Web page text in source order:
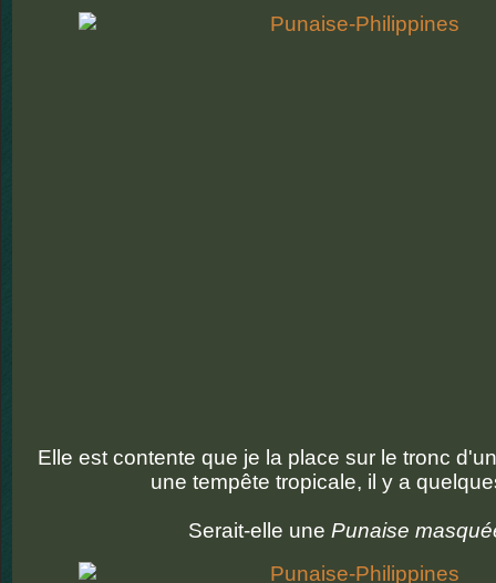
Elle est contente que je la place sur le tronc
une tempête tropicale, il y a
Serait-elle une Punaise